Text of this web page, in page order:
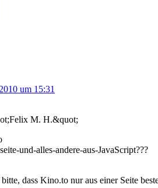
um 15:31
M. H.&quot;
und-alles-andere-aus-JavaScript???
dass Kino.to nur aus einer Seite